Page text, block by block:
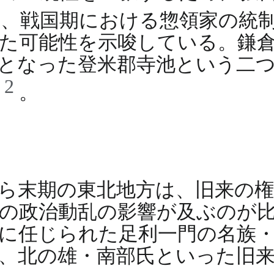
戦国期における惣領家の統
可能性を示唆している。鎌
なった登米郡寺池という二
2 。
末期の東北地方は、旧来の
政治動乱の影響が及ぶのが
任じられた足利一門の名族
北の雄・南部氏といった旧